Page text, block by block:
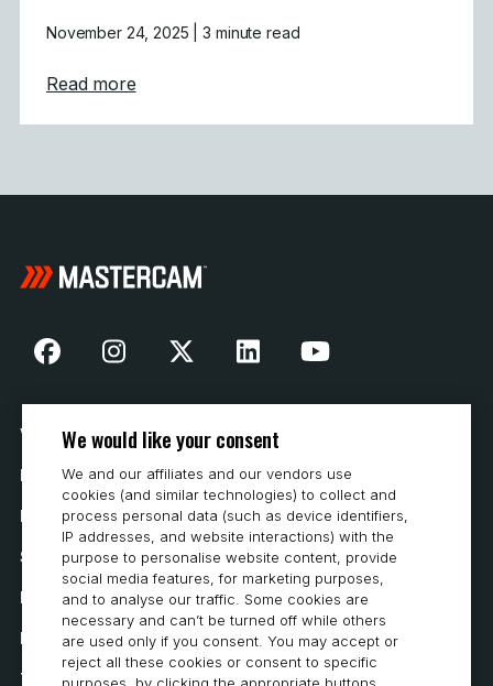
November 24, 2025 | 3 minute read
Read moreabout Gotisk arkitektur Powered by
Vår historia
Hur man köper
Karriär
Systemkrav
Integritet
Integritetspolicy
Tillgänglighetsutlåtande
We would like your consent
We and our affiliates and our vendors use
cookies (and similar technologies) to collect and
process personal data (such as device identifiers,
IP addresses, and website interactions) with the
purpose to personalise website content, provide
social media features, for marketing purposes,
and to analyse our traffic. Some cookies are
necessary and can’t be turned off while others
are used only if you consent. You may accept or
reject all these cookies or consent to specific